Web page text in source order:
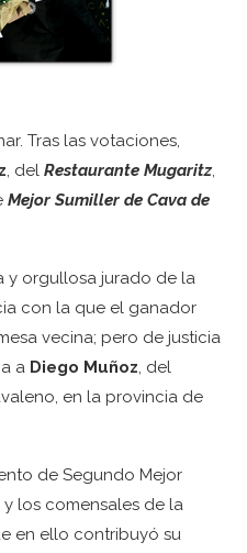
Tras las votaciones,
, del Restaurante Mugaritz,
Mejor Sumiller de Cava de
y orgullosa jurado de la
con la que el ganador
vecina; pero de justicia
a Diego Muñoz, del
en la provincia de
de Segundo Mejor
y los comensales de la
en ello contribuyó su